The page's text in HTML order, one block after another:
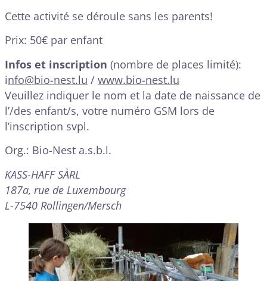
Cette activité se déroule sans les parents!
Prix: 50€ par enfant
Infos et inscription (nombre de places limité):
info@bio-nest.lu / www.bio-nest.lu
Veuillez indiquer le nom et la date de naissance de
l’/des enfant/s, votre numéro GSM lors de
l’inscription svpl.
Org.: Bio-Nest a.s.b.l.
KASS-HAFF SÀRL
187a, rue de Luxembourg
L-7540 Rollingen/Mersch